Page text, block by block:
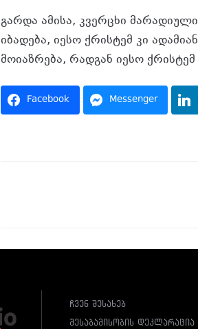
გარდა ამისა, კვერცხი
იბადება, იესო ქრისტემ კი
მოიაზრება, რადგან იესო
Facebook Messenger
ჩვენ შესახებ
შესაბამისობის დეკლარაცია